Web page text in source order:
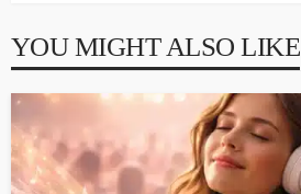
YOU MIGHT ALSO LIKE